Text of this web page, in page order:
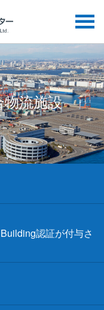
物流施設
認証が付与さ